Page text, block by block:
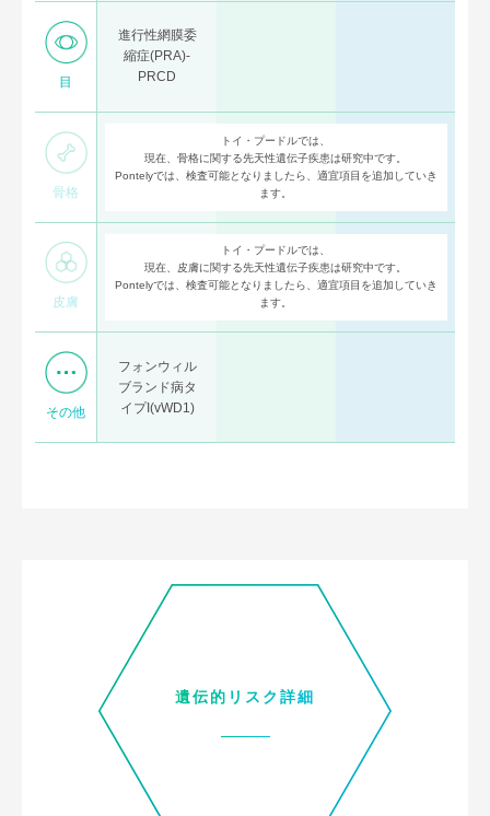
目
進行性網膜委
縮症(PRA)-
PRCD
骨格
トイ・プードルでは、
現在、骨格に関する先天性遺伝子疾患は研究中です。
Pontelyでは、検査可能となりましたら、適宜項目を追加していき
ます。
皮膚
トイ・プードルでは、
現在、皮膚に関する先天性遺伝子疾患は研究中です。
Pontelyでは、検査可能となりましたら、適宜項目を追加していき
ます。
その他
フォンウィル
ブランド病タ
イプI(vWD1)
遺伝的リスク詳細